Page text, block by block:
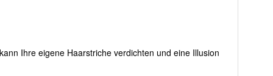
Ihre eigene Haarstriche verdichten und eine Illusion